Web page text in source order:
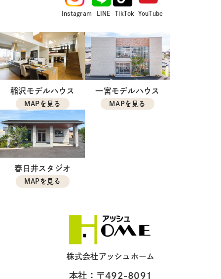
Instagram LINE TikTok YouTube
稲沢モデルハウス
MAPを見る
一宮モデルハウス
MAPを見る
春日井スタジオ
MAPを見る
株式会社アッシュホーム
本社：〒492-8091